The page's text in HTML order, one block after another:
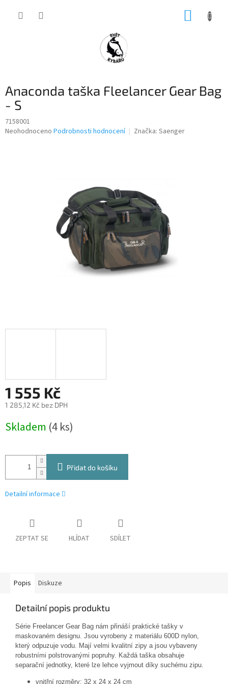
Anaconda taška Fleelancer Gear Bag
- S
7158001
Průměrné
Neohodnoceno Podrobnosti hodnocení Značka: Saenger
1 555 Kč
1 285,12 Kč bez DPH
cena:
Skladem (4 ks)
Přidat do košíku
Detailní informace
ZEPTAT SE HLÍDAT SDÍLET
Popis Diskuze
Detailní popis produktu
Série Freelancer Gear Bag nám přináší praktické tašky v
maskovaném designu. Jsou vyrobeny z materiálu 600D nylon,
který odpuzuje vodu. Mají velmi kvalitní zipy a jsou vybaveny
robustními polstrovanými popruhy. Každá taška obsahuje
separační jednotky, které lze lehce vyjmout díky suchému zipu.
vnitřní rozměry: 32 x 24 x 24 cm